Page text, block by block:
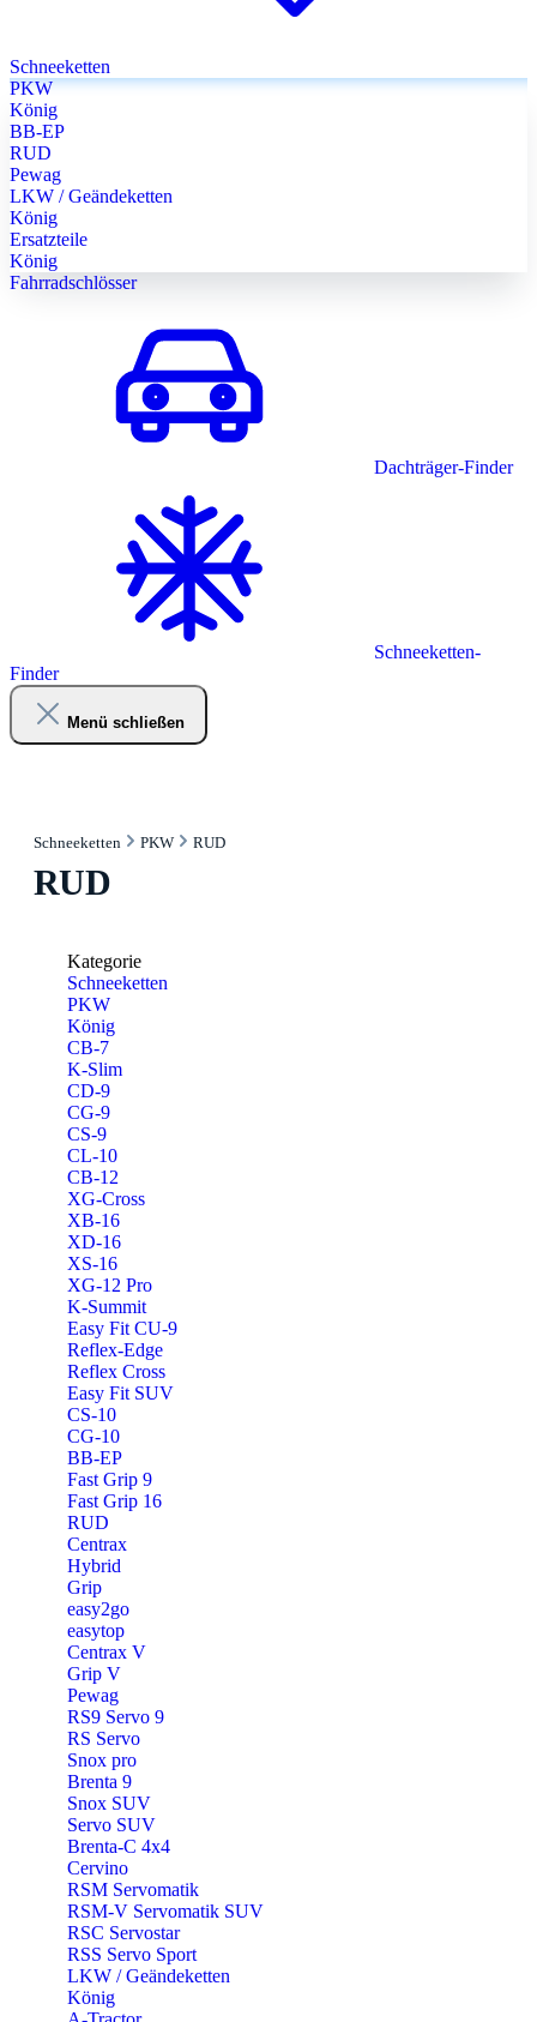
Schneeketten
PKW
König
BB-EP
RUD
Pewag
LKW / Geändeketten
König
Ersatzteile
König
Fahrradschlösser
Dachträger-Finder
Schneeketten-
Finder
Menü schließen
Schneeketten PKW RUD
RUD
Kategorie
Schneeketten
PKW
König
CB-7
K-Slim
CD-9
CG-9
CS-9
CL-10
CB-12
XG-Cross
XB-16
XD-16
XS-16
XG-12 Pro
K-Summit
Easy Fit CU-9
Reflex-Edge
Reflex Cross
Easy Fit SUV
CS-10
CG-10
BB-EP
Fast Grip 9
Fast Grip 16
RUD
Centrax
Hybrid
Grip
easy2go
easytop
Centrax V
Grip V
Pewag
RS9 Servo 9
RS Servo
Snox pro
Brenta 9
Snox SUV
Servo SUV
Brenta-C 4x4
Cervino
RSM Servomatik
RSM-V Servomatik SUV
RSC Servostar
RSS Servo Sport
LKW / Geändeketten
König